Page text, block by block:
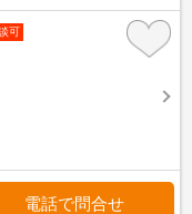
可
電話で問合せ